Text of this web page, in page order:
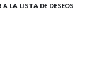
LA LISTA DE DESEOS